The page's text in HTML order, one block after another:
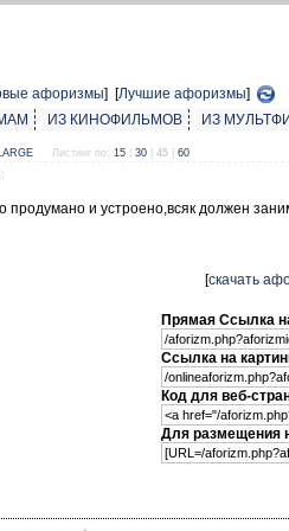
афоризмы] [Лучшие афоризмы]
ИЗ КИНОФИЛЬМОВ ИЗ
Листинг по: 15 30 45 60
продумано и устроено,всяк должен
[скачать
Прямая Ссылка
Ссылка на
Код для веб-
Для размещения